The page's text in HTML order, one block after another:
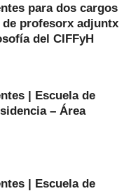
para dos cargos
profesorx adjuntx
del CIFFyH
| Escuela de
– Área
| Escuela de